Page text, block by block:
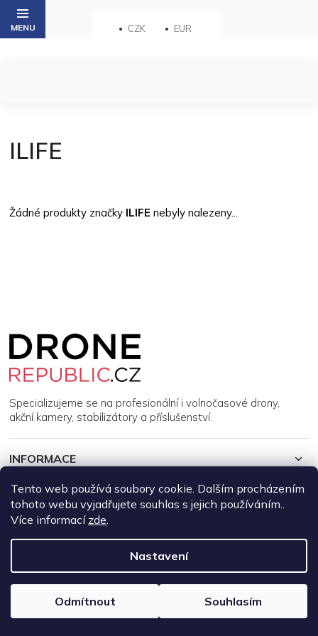
Tento web používá soubory cookie. Dalším procházením
tohoto webu vyjadřujete souhlas s jejich používáním..
Více informací zde.
Nastavení
Odmítnout Souhlasím
Přejít
obsah
CZK EUR
ILIFE
Žádné produkty značky ILIFE nebyly nalezeny...
Specializujeme se na profesionální i volnočasové drony,
akční kamery, stabilizátory a příslušenství.
INFORMACE
MŮJ ÚČET
Copyright 2026DroneRepublic.cz. Všechna práva vyhrazena.
Upravit nastavení cookies